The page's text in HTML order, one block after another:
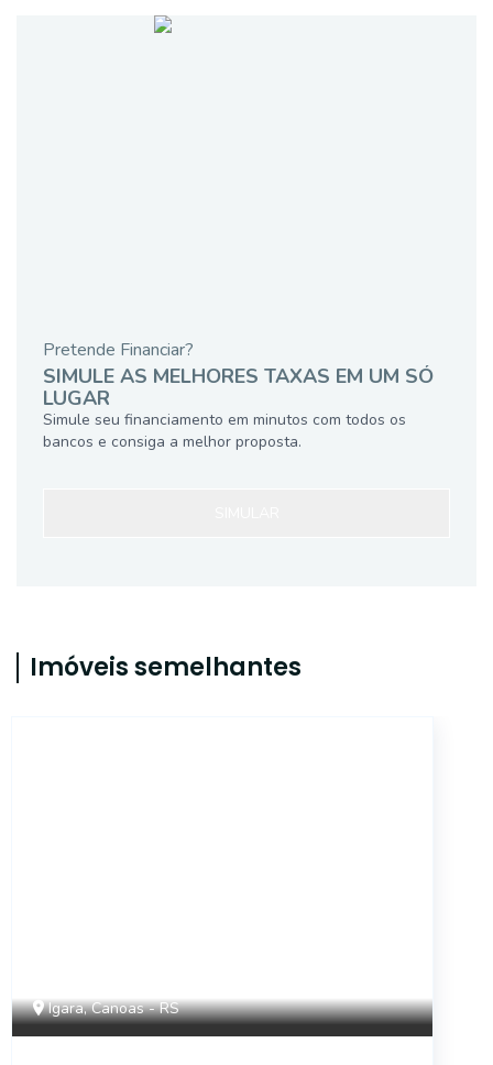
Pretende Financiar?
SIMULE AS MELHORES TAXAS EM UM SÓ
LUGAR
Simule seu financiamento em minutos com todos os
bancos e consiga a melhor proposta.
Imóveis semelhantes
Igara, Canoas - RS